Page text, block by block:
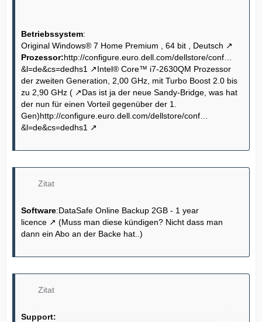
Betriebssystem:
Original Windows® 7 Home Premium , 64 bit , Deutsch
Prozessor:http://configure.euro.dell.com/dellstore/conf…
&l=de&cs=dedhs1
Intel® Core™ i7-2630QM Prozessor
der zweiten Generation, 2,00 GHz, mit Turbo Boost 2.0 bis
zu 2,90 GHz (
Das ist ja der neue Sandy-Bridge, was hat
der nun für einen Vorteil gegenüber der 1.
Gen)http://configure.euro.dell.com/dellstore/conf…
&l=de&cs=dedhs1
Zitat
Software:DataSafe Online Backup 2GB - 1 year
licence
(Muss man diese kündigen? Nicht dass man
dann ein Abo an der Backe hat..)
Zitat
Support: